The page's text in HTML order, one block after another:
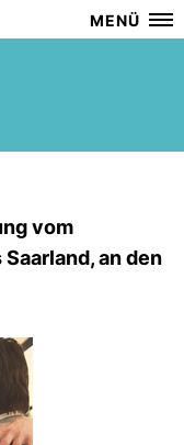
MENÜ
vom
an den